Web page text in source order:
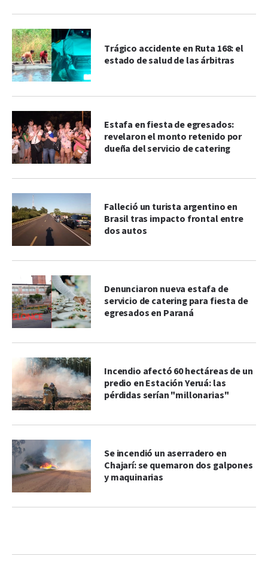
Trágico accidente en Ruta 168: el
estado de salud de las árbitras
Estafa en fiesta de egresados:
revelaron el monto retenido por
dueña del servicio de catering
Falleció un turista argentino en
Brasil tras impacto frontal entre
dos autos
Denunciaron nueva estafa de
servicio de catering para fiesta de
egresados en Paraná
Incendio afectó 60 hectáreas de un
predio en Estación Yeruá: las
pérdidas serían "millonarias"
Se incendió un aserradero en
Chajarí: se quemaron dos galpones
y maquinarias